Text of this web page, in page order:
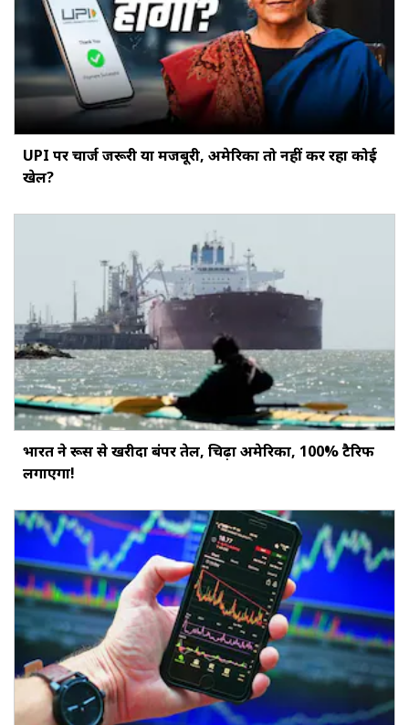
UPI पर चार्ज जरूरी या मजबूरी, अमेरिका तो नहीं कर रहा कोई
खेल?
भारत ने रूस से खरीदा बंपर तेल, चिढ़ा अमेरिका, 100% टैरिफ
लगाएगा!